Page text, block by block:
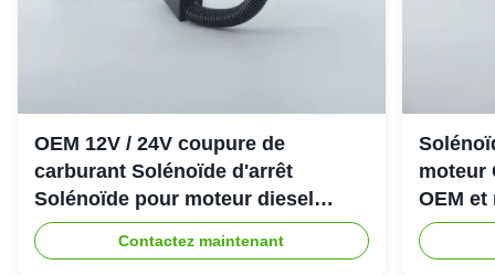
OEM 12V / 24V coupure de
carburant Solénoïde d'arrêt
Solénoïde pour moteur diesel
Cummins 6CT
Contactez maintenant
moteur
OEM